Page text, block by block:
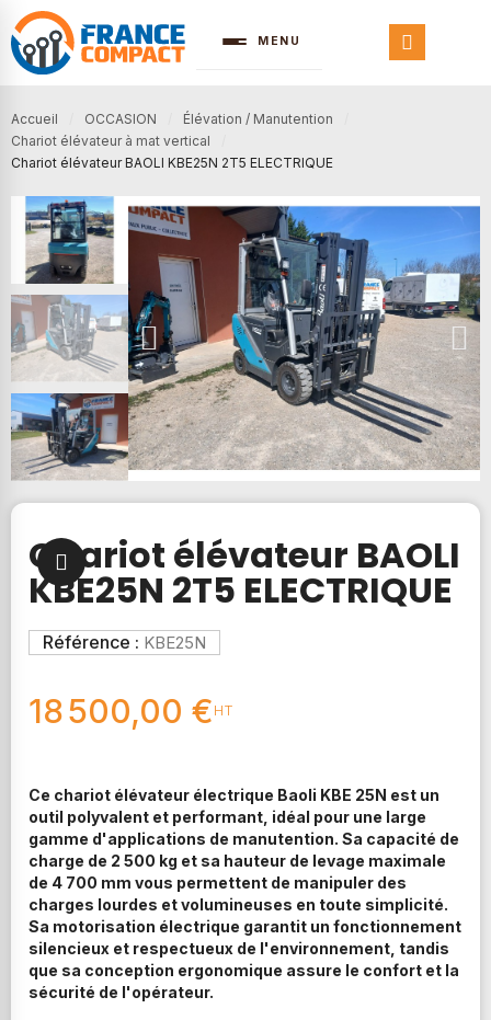
MENU
Accueil OCCASION
Élévation / Manutention
Chariot élévateur à mat vertical
Chariot élévateur BAOLI KBE25N 2T5 ELECTRIQUE
Chariot élévateur BAOLI
KBE25N 2T5 ELECTRIQUE
Référence : KBE25N
18 500,00 €HT
Ce chariot élévateur électrique Baoli KBE 25N est un
outil polyvalent et performant, idéal pour une large
gamme d'applications de manutention. Sa capacité de
charge de 2 500 kg et sa hauteur de levage maximale
de 4 700 mm vous permettent de manipuler des
charges lourdes et volumineuses en toute simplicité.
Sa motorisation électrique garantit un fonctionnement
silencieux et respectueux de l'environnement, tandis
que sa conception ergonomique assure le confort et la
sécurité de l'opérateur.